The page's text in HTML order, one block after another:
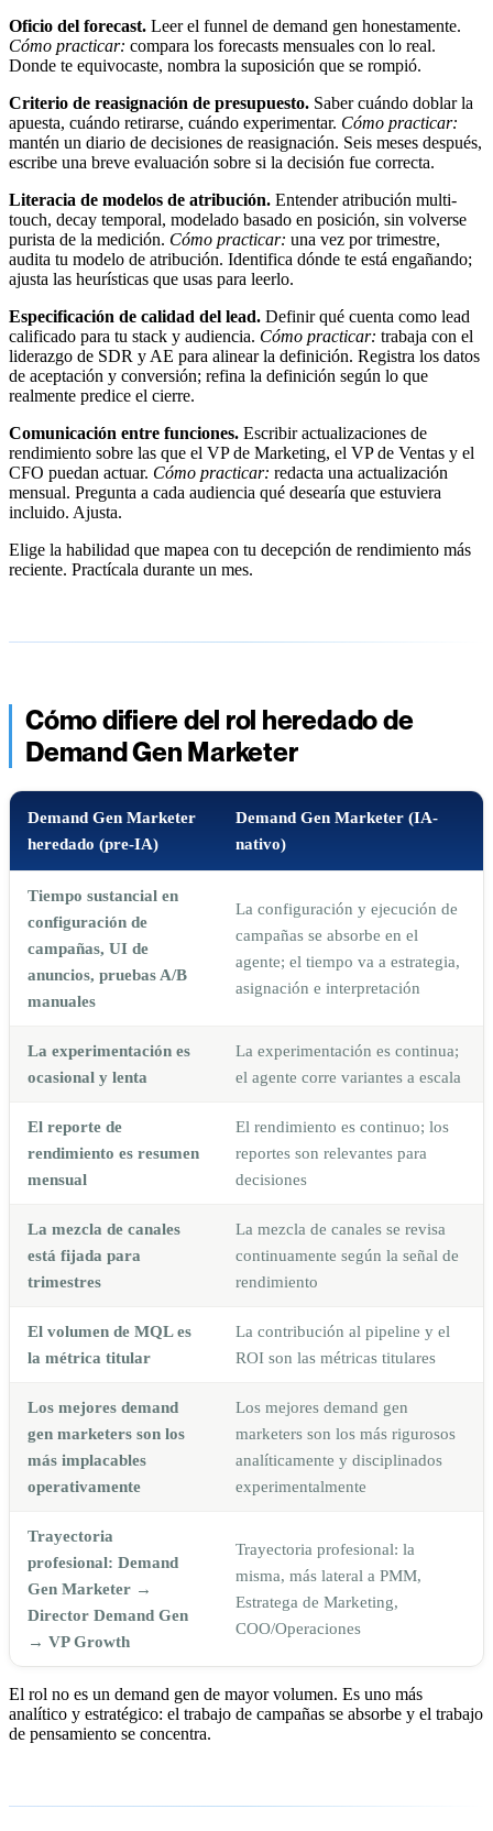
Oficio del forecast. Leer el funnel de demand gen honestamente.
Cómo practicar: compara los forecasts mensuales con lo real.
Donde te equivocaste, nombra la suposición que se rompió.
Criterio de reasignación de presupuesto. Saber cuándo doblar la
apuesta, cuándo retirarse, cuándo experimentar. Cómo practicar:
mantén un diario de decisiones de reasignación. Seis meses después,
escribe una breve evaluación sobre si la decisión fue correcta.
Literacia de modelos de atribución. Entender atribución multi-
touch, decay temporal, modelado basado en posición, sin volverse
purista de la medición. Cómo practicar: una vez por trimestre,
audita tu modelo de atribución. Identifica dónde te está engañando;
ajusta las heurísticas que usas para leerlo.
Especificación de calidad del lead. Definir qué cuenta como lead
calificado para tu stack y audiencia. Cómo practicar: trabaja con el
liderazgo de SDR y AE para alinear la definición. Registra los datos
de aceptación y conversión; refina la definición según lo que
realmente predice el cierre.
Comunicación entre funciones. Escribir actualizaciones de
rendimiento sobre las que el VP de Marketing, el VP de Ventas y el
CFO puedan actuar. Cómo practicar: redacta una actualización
mensual. Pregunta a cada audiencia qué desearía que estuviera
incluido. Ajusta.
Elige la habilidad que mapea con tu decepción de rendimiento más
reciente. Practícala durante un mes.
Cómo difiere del rol heredado de
Demand Gen Marketer
Demand Gen Marketer
heredado (pre-IA)
Demand Gen Marketer (IA-
nativo)
Tiempo sustancial en
configuración de
campañas, UI de
anuncios, pruebas A/B
manuales
La configuración y ejecución de
campañas se absorbe en el
agente; el tiempo va a estrategia,
asignación e interpretación
La experimentación es
ocasional y lenta
La experimentación es continua;
el agente corre variantes a escala
El reporte de
rendimiento es resumen
mensual
El rendimiento es continuo; los
reportes son relevantes para
decisiones
La mezcla de canales
está fijada para
trimestres
La mezcla de canales se revisa
continuamente según la señal de
rendimiento
El volumen de MQL es
la métrica titular
La contribución al pipeline y el
ROI son las métricas titulares
Los mejores demand
gen marketers son los
más implacables
operativamente
Los mejores demand gen
marketers son los más rigurosos
analíticamente y disciplinados
experimentalmente
Trayectoria
profesional: Demand
Gen Marketer →
Director Demand Gen
→ VP Growth
Trayectoria profesional: la
misma, más lateral a PMM,
Estratega de Marketing,
COO/Operaciones
El rol no es un demand gen de mayor volumen. Es uno más
analítico y estratégico: el trabajo de campañas se absorbe y el trabajo
de pensamiento se concentra.